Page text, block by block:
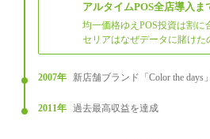
アルタイムPOS全店導入ま
均一価格ゆえPOS投資は割に
セリアはなぜデータに賭けた
2007年 新店舗ブランド「Color the days
2011年 過去最高収益を達成